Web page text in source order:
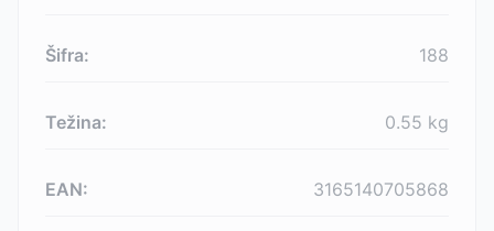
Šifra: 188
Težina: 0.55 kg
EAN: 3165140705868